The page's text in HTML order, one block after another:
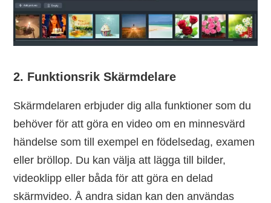
2. Funktionsrik Skärmdelare
Skärmdelaren erbjuder dig alla funktioner som du
behöver för att göra en video om en minnesvärd
händelse som till exempel en födelsedag, examen
eller bröllop. Du kan välja att lägga till bilder,
videoklipp eller båda för att göra en delad
skärmvideo. Å andra sidan kan den användas